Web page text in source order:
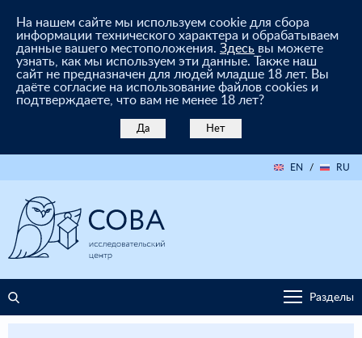
На нашем сайте мы используем cookie для сбора
информации технического характера и обрабатываем
данные вашего местоположения. Здесь вы можете
узнать, как мы используем эти данные. Также наш
сайт не предназначен для людей младше 18 лет. Вы
даёте согласие на использование файлов cookies и
подтверждаете, что вам не менее 18 лет?
Да Нет
EN / RU
Разделы